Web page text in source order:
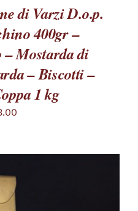
PAGINA
DEL
PRODOTTO
di Varzi D.o.p.
400gr –
Mostarda di
– Biscotti –
1 kg